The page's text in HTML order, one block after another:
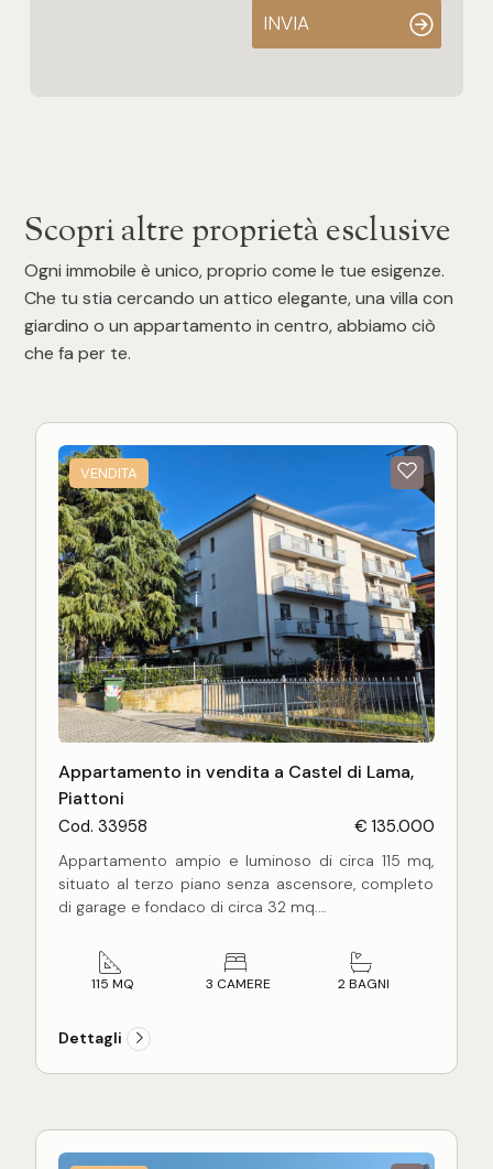
INVIA
Scopri altre proprietà esclusive
Ogni immobile è unico, proprio come le tue esigenze.
Che tu stia cercando un attico elegante, una villa con
giardino o un appartamento in centro, abbiamo ciò
che fa per te.
VENDITA
Appartamento in vendita a Castel di Lama,
Piattoni
Cod. 33958 € 135.000
Appartamento ampio e luminoso di circa 115 mq,
situato al terzo piano senza ascensore, completo
di garage e fondaco di circa 32 mq.
soggiorno, cucina abitabile, disimpegno, 3 camere
da letto (due matrimoniali e una singola), 2 bagni
L'immobile si presenta in buone condizioni
manutentive ed è immediatamente abitabile. Le
finiture comprendono pavimentazione in gres
gode di ottima luminosità e di spazi interni ampi e
115 MQ 3 CAMERE 2 BAGNI
Dettagli